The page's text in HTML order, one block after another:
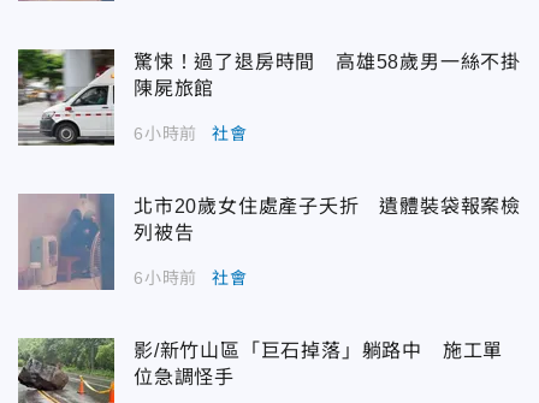
驚悚！過了退房時間 高雄58歲男一絲不掛
陳屍旅館
6小時前 社會
北市20歲女住處產子夭折 遺體裝袋報案檢
列被告
6小時前 社會
影/新竹山區「巨石掉落」躺路中 施工單
位急調怪手